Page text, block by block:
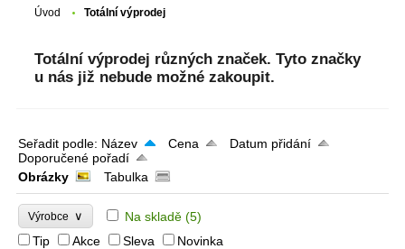
Úvod Totální výprodej
Totální výprodej různých značek. Tyto značky
u nás již nebude možné zakoupit.
Seřadit podle: Název Cena
Datum přidání
Doporučené pořadí
Obrázky
Tabulka
Výrobce ∨ Na skladě (5)
Tip
Akce Sleva
Novinka